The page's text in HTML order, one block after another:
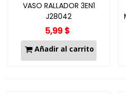
VASO RALLADOR 3EN1
J28042
5,99 $
Añadir al carrito